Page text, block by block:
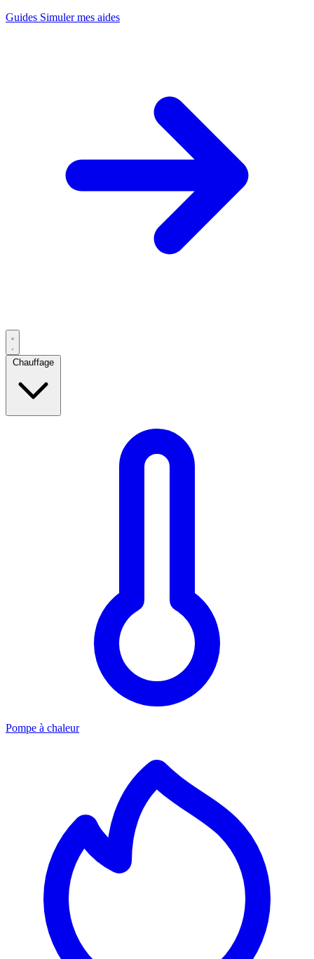
Guides Simuler mes aides
Pompe à chaleur